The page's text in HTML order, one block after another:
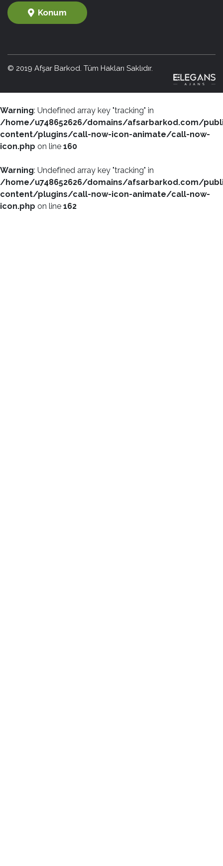
Konum
© 2019 Afşar Barkod. Tüm Hakları Saklıdır.
Warning: Undefined array key "tracking" in
/home/u748652626/domains/afsarbarkod.com/
content/plugins/call-now-icon-animate/call-now-
icon.php on line 160
Warning: Undefined array key "tracking" in
/home/u748652626/domains/afsarbarkod.com/
content/plugins/call-now-icon-animate/call-now-
icon.php on line 162